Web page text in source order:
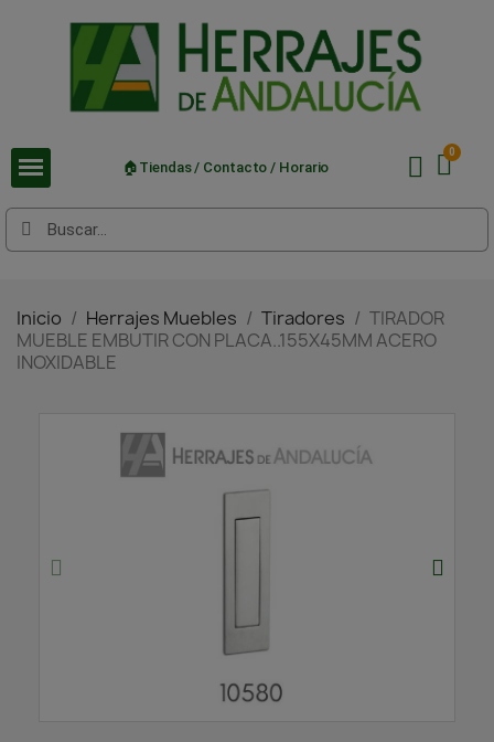
🏠Tiendas / Contacto / Horario
Inicio Herrajes Muebles Tiradores
TIRADOR
MUEBLE EMBUTIR CON PLACA..155X45MM ACERO
INOXIDABLE